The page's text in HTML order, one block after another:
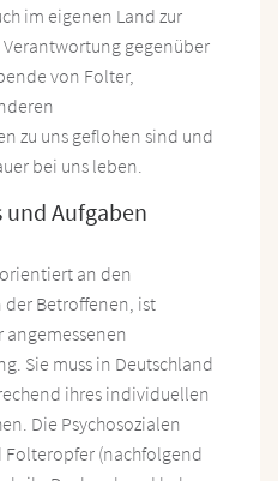
im eigenen Land zur
gegenüber
von Folter,
zu uns geflohen sind und
bei uns leben.
und Aufgaben
an den
Betroffenen, ist
Sie muss in Deutschland
ihres individuellen
Die Psychosozialen
(nachfolgend